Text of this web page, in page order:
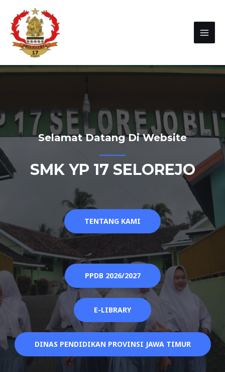
Selamat Datang Di Website
SMK YP 17 SELOREJO
TENTANG KAMI
PPDB 2026/2027
E-LIBRARY
DINAS PENDIDIKAN PROVINSI JAWA TIMUR